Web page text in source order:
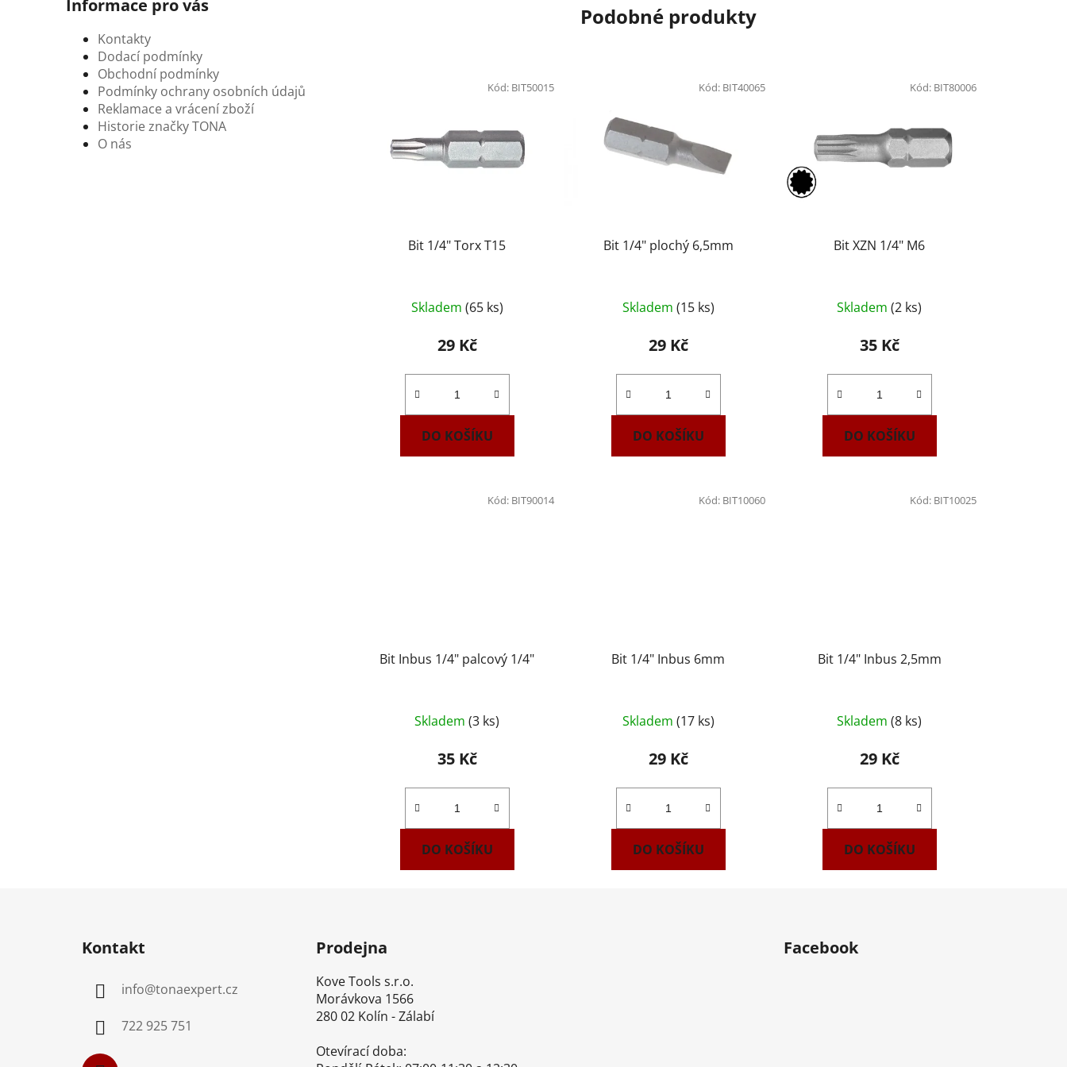
Informace pro vás
Kontakty
Dodací podmínky
Obchodní podmínky
Podmínky ochrany osobních údajů
Reklamace a vrácení zboží
Historie značky TONA
O nás
Podobné produkty
Bit 1/4" Torx T15
Skladem (65 ks)
29 Kč
DO KOŠÍKU
Kód: BIT50015
Bit 1/4" plochý 6,5mm
Skladem (15 ks)
29 Kč
DO KOŠÍKU
Kód: BIT40065
Bit XZN 1/4" M6
Skladem(2 ks)
35 Kč
DO KOŠÍKU
Kód: BIT80006
Bit Inbus 1/4" palcový 1/4"
Skladem(3 ks)
35 Kč
DO KOŠÍKU
Kód: BIT90014
Bit 1/4" Inbus 6mm
Skladem (17 ks)
29 Kč
DO KOŠÍKU
Kód: BIT10060
Bit 1/4" Inbus 2,5mm
Skladem(8 ks)
29 Kč
DO KOŠÍKU
Kód: BIT10025
Kontakt
info@tonaexpert.cz
722 925 751
Prodejna
Kove Tools s.r.o.
Morávkova 1566
280 02 Kolín - Zálabí
Otevírací doba:
Facebook